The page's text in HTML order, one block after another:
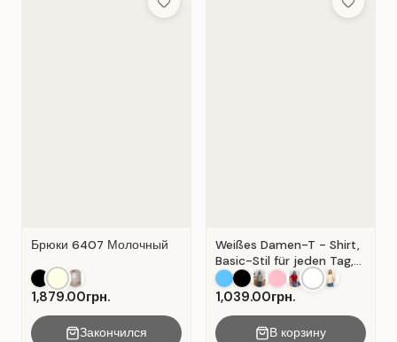
Add to Wish List
Брюки 6407 Молочный
1,879.00грн.
Закончился
Add to
Weißes Damen-T - Shirt,
Basic-Stil für jeden Tag,
Material: Weißer Kater
1,039.00грн.
В корзину